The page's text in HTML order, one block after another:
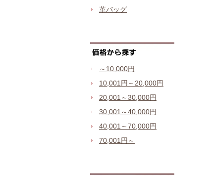
革バッグ
～10,000円
10,001円～20,000円
20,001～30,000円
30,001～40,000円
40,001～70,000円
70,001円～